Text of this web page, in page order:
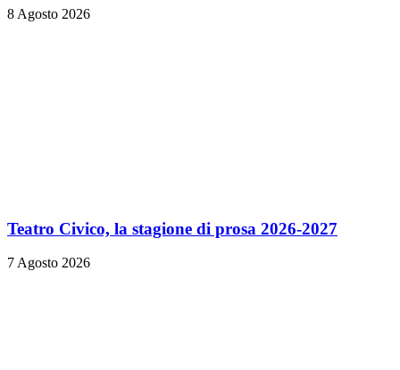
8 Agosto 2026
Teatro Civico, la stagione di prosa 2026-2027
7 Agosto 2026